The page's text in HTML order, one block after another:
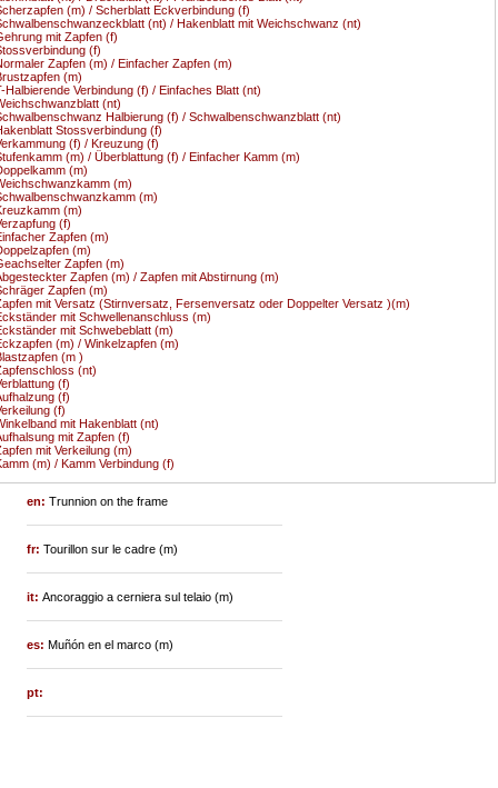
(m) / Scherblatt Eckverbindung (f)
(nt) / Hakenblatt mit Weichschwanz (nt)
mit Zapfen (f)
(f)
Zapfen (m) / Einfacher Zapfen (m)
(m)
Halbierende Verbindung (f) / Einfaches Blatt (nt)
(nt)
Halbierung (f) / Schwalbenschwanzblatt (nt)
Stossverbindung (f)
(f) / Kreuzung (f)
(m) / Überblattung (f) / Einfacher Kamm (m)
(m)
(m)
(m)
(m)
(f)
Zapfen (m)
(m)
Zapfen (m)
Zapfen (m) / Zapfen mit Abstirnung (m)
Zapfen (m)
mit Versatz (Stirnversatz, Fersenversatz oder Doppelter Versatz )(m)
mit Schwellenanschluss (m)
mit Schwebeblatt (m)
(m) / Winkelzapfen (m)
(m )
(nt)
(f)
(f)
(f)
mit Hakenblatt (nt)
mit Zapfen (f)
mit Verkeilung (m)
(m) / Kamm Verbindung (f)
en:Trunnion on the frame
fr:Tourillon sur le cadre (m)
it:Ancoraggio a cerniera sul telaio (m)
es:Muñón en el marco (m)
pt: